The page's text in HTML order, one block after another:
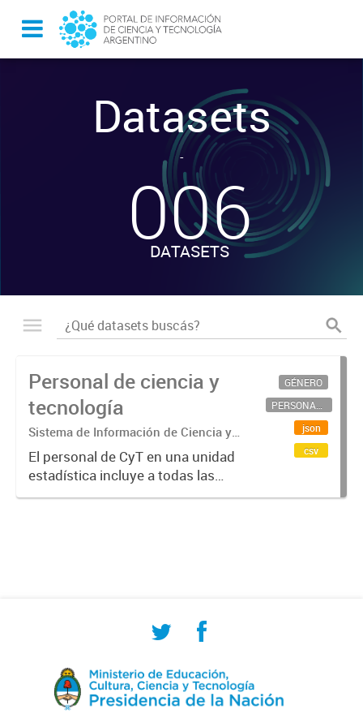
Datasets
-
006
DATASETS
Personal de ciencia y
tecnología
Sistema de Información de Ciencia y
Tecnología Argentino (SICYTAR)
El personal de CyT en una unidad
estadística incluye a todas las
personas involucradas
GÉNERO
PERSONAL CIENTÍFICO-TECNOLÓGICO
json
csv